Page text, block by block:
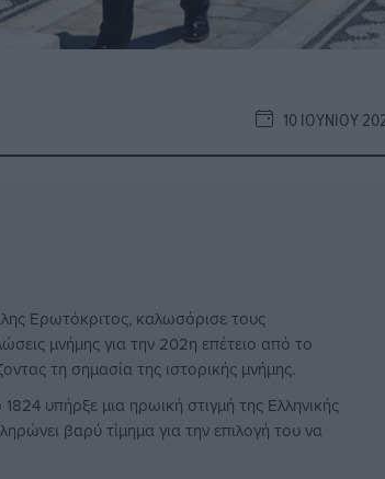
10 ΙΟΥΝΊΟΥ
Ερωτόκριτος, καλωσόρισε τους
μνήμης για την 202η επέτειο από το
τη σημασία της ιστορικής μνήμης.
υπήρξε μια ηρωική στιγμή της Ελληνικής
βαρύ τίμημα για την επιλογή του να